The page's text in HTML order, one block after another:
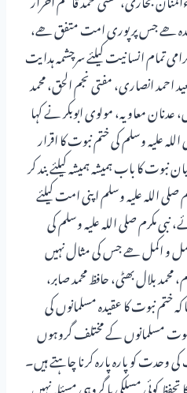
ھے جس پر پوری امت متفق ھے،
تمام انسانیت کیلئے سرچشمہ ہدایت
انصاری، مفتی نجم الحق، محمد
معاویہ، مولوی ابوبکر نے کہا
علیہ وسلم کی ختم نبوت کا اقرار
کا باب ہمیشہ ہمیشہ کیلئے بند کر
اللہ علیہ وسلم اپنی امت کیلئے
مکرم صلی اللہ علیہ وسلم کی
و اکمل ھے جس کی مثال نہیں
محمد بلال بھٹی، حافظ محمد صابر،
ختم نبوت کا عقیدہ مسلمانوں کی
مسلمانوں کے مختلف گروہوں
وحدت کو پارہ پارہ کرنا چاہتے ہیں۔
کوئی مسلکی یا گروہی مسئلہ نہیں